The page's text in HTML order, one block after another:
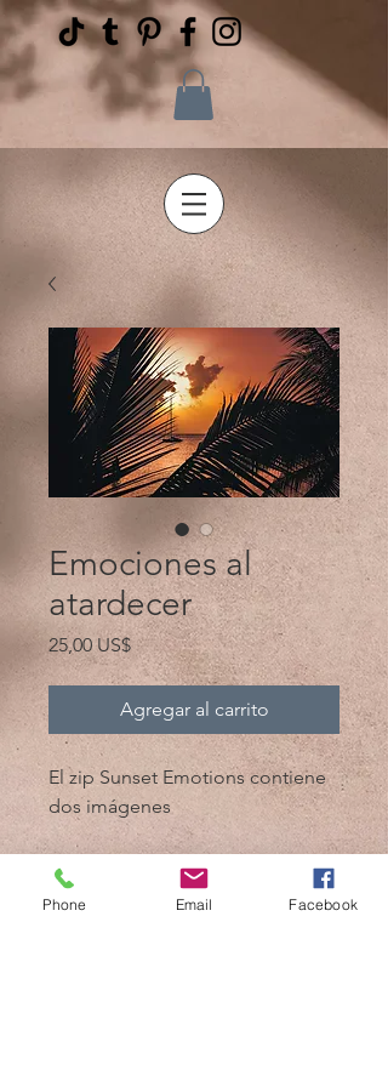
Emociones al
atardecer
25,00 US$Precio
Agregar al carrito
El zip Sunset Emotions contiene
dos imágenes
- Sunset Emotions 4.3MB
- Sunset Emotions bw 4.3MB
Phone Email Facebook